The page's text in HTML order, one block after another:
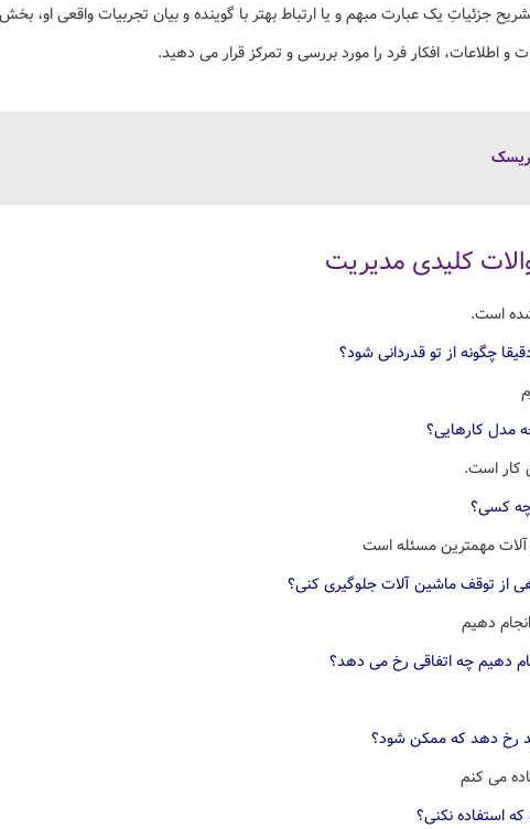
جزئیاتِ یک عبارت مبهم و یا ارتباط بهتر با گوینده و بیان تجربیات واقعی
و اطلاعات، افکار فرد را مورد بررسی و تمرکز قرار می دهید.
ریسک
کلیدی مدیریت
است.
چگونه از تو قدردانی شود؟
مدل کارهایی؟
کار است.
چه کسی؟
مهمترین مسئله است
از توقف ماشین آلات جلوگیری کنی؟
دهیم
دهیم چه اتفاقی رخ می دهد؟
رخ دهد که ممکن شود؟
می کنم
که استفاده نکنی؟